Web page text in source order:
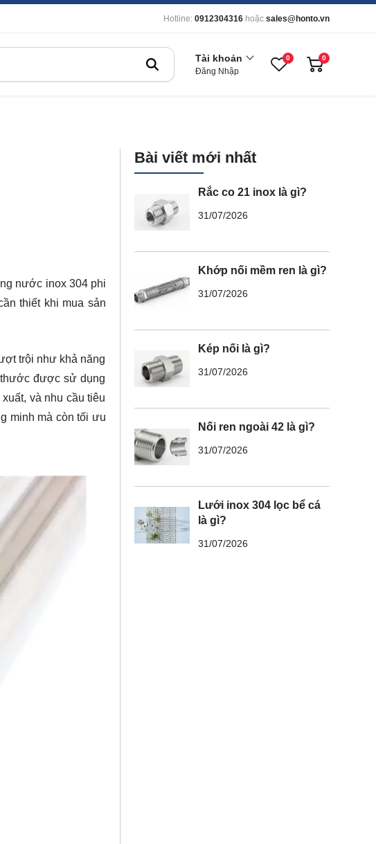
Hotline: 0912304316 hoặc sales@honto.vn
Tài khoản
Đăng Nhập
0 0
nước inox 304 phi
thiết khi mua sản
trội như khả năng
được sử dụng
và nhu cầu tiêu
minh mà còn tối ưu
Bài viết mới nhất
Rắc co 21 inox là gì?
31/07/2026
Khớp nối mềm ren là gì?
31/07/2026
Kép nối là gì?
31/07/2026
Nối ren ngoài 42 là gì?
31/07/2026
Lưới inox 304 lọc bể cá
là gì?
31/07/2026